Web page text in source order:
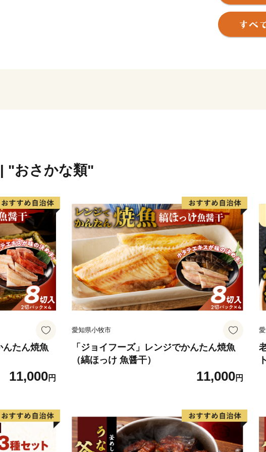
産業が盛んです。野菜や
てお米にいたるまで、食
みなさまからいただく温
りや、持続可能な地域づ
す。
＝＝＝＝＝＝＝＝＝＝＝
※錦江町は、ふるさと納税
プに委託しています。
お寄せいただきました個
であり、それ以外の目的
※ご寄附をいただいた方に
め情報などをメールでご
TEL：050-8894-0563（ふ
Mail：furusato-kinko@a-
営業時間：9:00～17:00
"おさかな類"
んたん焼魚
11,000円
愛知県小牧市
「ジョイフーズ」レンジでかんたん焼魚
（縞ほっけ 魚醤干）
11,000円